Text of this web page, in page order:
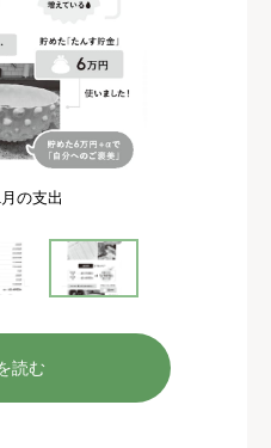
の支出
読む